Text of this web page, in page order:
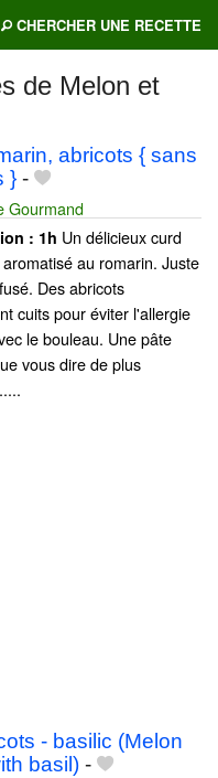
CHERCHER UNE RECETTE
de Melon et
abricots { sans
} -
Gourmand
: 1h Un délicieux curd
au romarin. Juste
Des abricots
cuits pour éviter l'allergie
le bouleau. Une pâte
vous dire de plus
- basilic (Melon
basil) -